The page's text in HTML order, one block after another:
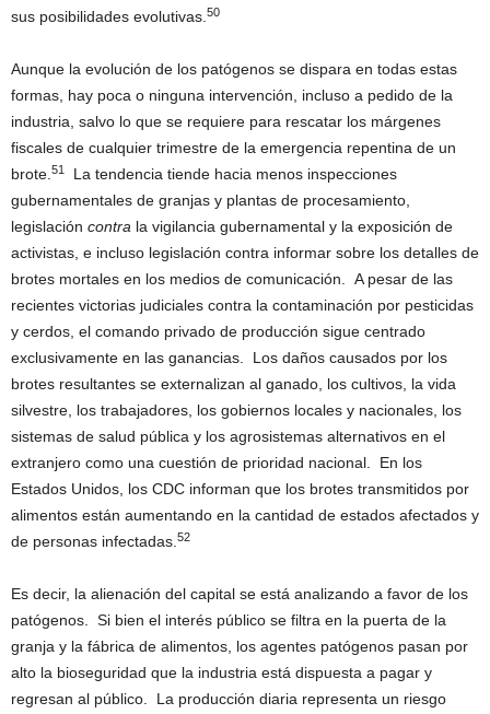
sus posibilidades evolutivas. 50
Aunque la evolución de los patógenos se dispara en todas estas
formas, hay poca o ninguna intervención, incluso a pedido de la
industria, salvo lo que se requiere para rescatar los márgenes
fiscales de cualquier trimestre de la emergencia repentina de un
brote. 51
La tendencia tiende hacia menos inspecciones
gubernamentales de granjas y plantas de procesamiento,
legislación contra la vigilancia gubernamental y la exposición de
activistas, e incluso legislación contra informar sobre los detalles de
brotes mortales en los medios de comunicación. A pesar de las
recientes victorias judiciales contra la contaminación por pesticidas
y cerdos, el comando privado de producción sigue centrado
exclusivamente en las ganancias. Los daños causados ​​por los
brotes resultantes se externalizan al ganado, los cultivos, la vida
silvestre, los trabajadores, los gobiernos locales y nacionales, los
sistemas de salud pública y los agrosistemas alternativos en el
extranjero como una cuestión de prioridad nacional. En los
Estados Unidos, los CDC informan que los brotes transmitidos por
alimentos están aumentando en la cantidad de estados afectados y
de personas infectadas. 52
Es decir, la alienación del capital se está analizando a favor de los
patógenos. Si bien el interés público se filtra en la puerta de la
granja y la fábrica de alimentos, los agentes patógenos pasan por
alto la bioseguridad que la industria está dispuesta a pagar y
regresan al público. La producción diaria representa un riesgo